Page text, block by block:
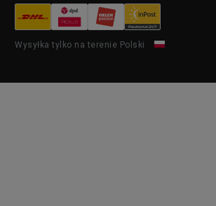
Wysyłka tylko na terenie Polski